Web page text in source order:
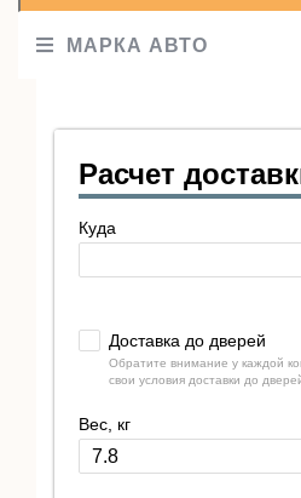
МАРКА АВТО
Расчет
Куда
Доставка до дверей
Обратите внимание у каждой
свои условия доставки до
Вес, кг